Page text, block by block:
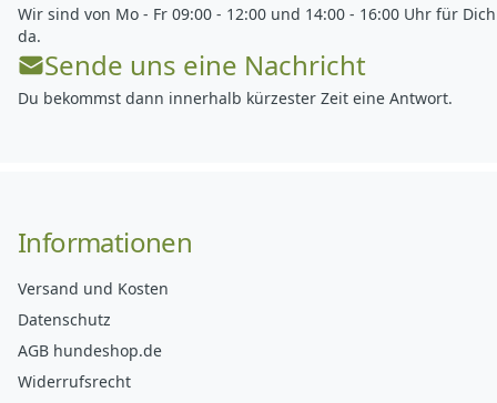
Wir sind von Mo - Fr 09:00 - 12:00 und 14:00 - 16:00 Uhr für Dich
da.
Sende uns eine Nachricht
Du bekommst dann innerhalb kürzester Zeit eine Antwort.
Informationen
Versand und Kosten
Datenschutz
AGB hundeshop.de
Widerrufsrecht